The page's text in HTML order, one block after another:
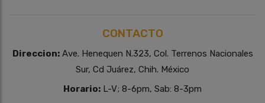
CONTACTO
Direccion:Ave. Henequen N.323, Col. Terrenos Nacionales
Sur, Cd Juárez, Chih. México
Horario: L-V; 8-6pm, Sab: 8-3pm